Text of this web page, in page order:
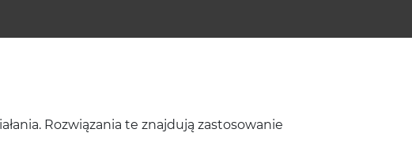
Rozwiązania te znajdują zastosowanie